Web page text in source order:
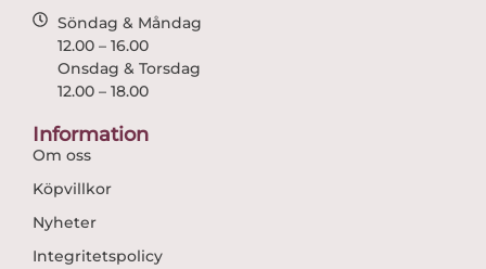
Söndag & Måndag
12.00 – 16.00
Onsdag & Torsdag
12.00 – 18.00
Information
Om oss
Köpvillkor
Nyheter
Integritetspolicy